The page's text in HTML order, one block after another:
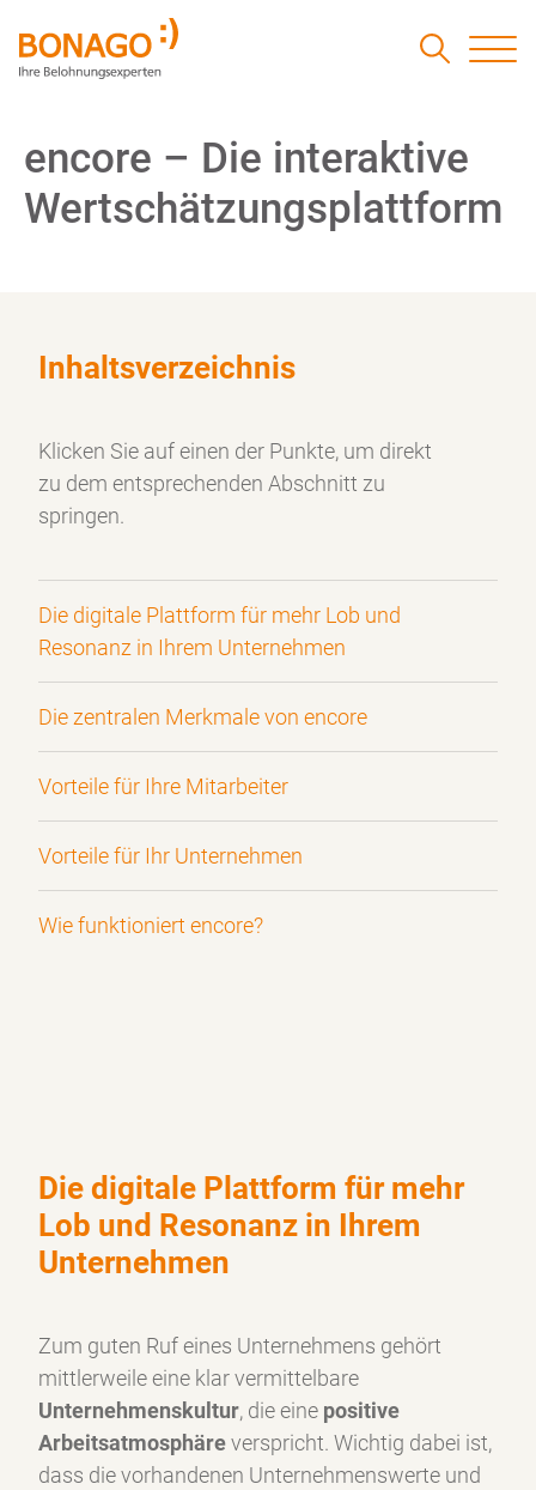
encore – Die interaktive
Wertschätzungsplattform
Inhaltsverzeichnis
Klicken Sie auf einen der Punkte, um direkt
zu dem entsprechenden Abschnitt zu
springen.
Die digitale Plattform für mehr Lob und
Resonanz in Ihrem Unternehmen
Die zentralen Merkmale von encore
Vorteile für Ihre Mitarbeiter
Vorteile für Ihr Unternehmen
Wie funktioniert encore?
Die digitale Plattform für mehr
Lob und Resonanz in Ihrem
Unternehmen
Zum guten Ruf eines Unternehmens gehört
mittlerweile eine klar vermittelbare
Unternehmenskultur, die eine positive
Arbeitsatmosphäreverspricht. Wichtig dabei ist,
dass die vorhandenen Unternehmenswerte und